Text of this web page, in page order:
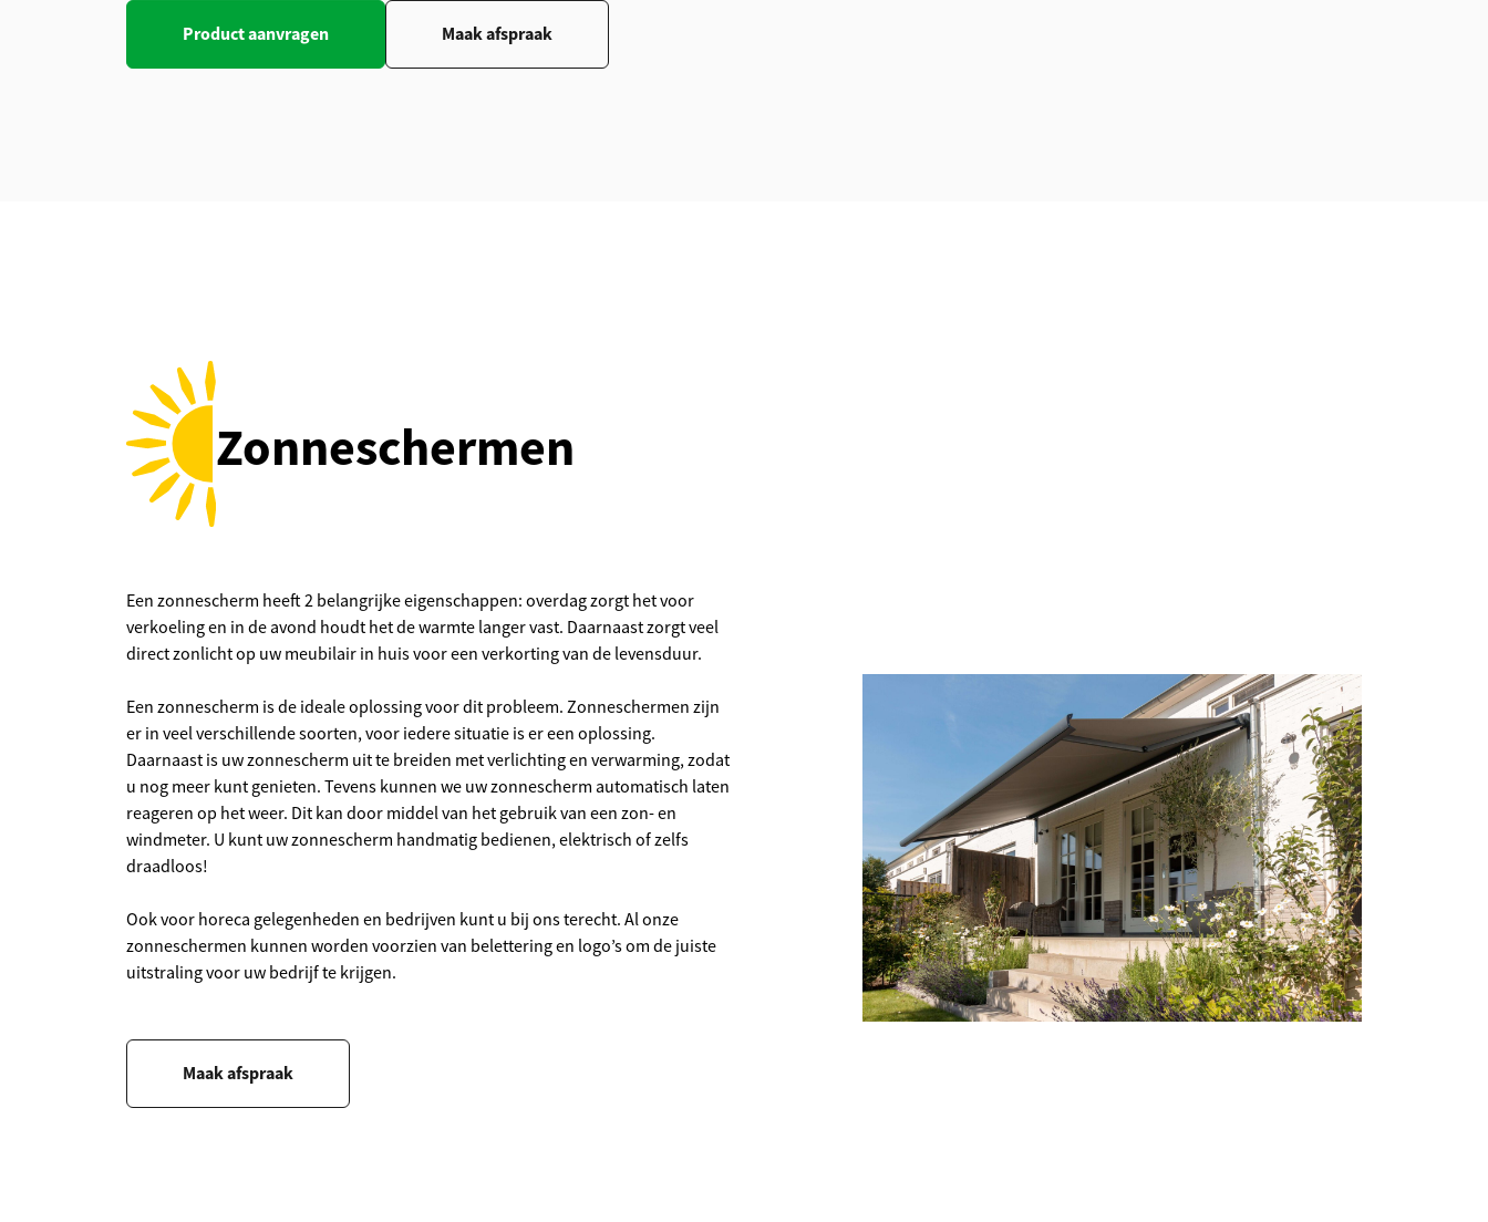
Product aanvragen Maak afspraak
Zonneschermen
Een zonnescherm heeft 2 belangrijke eigenschappen: overdag zorgt het voor
verkoeling en in de avond houdt het de warmte langer vast. Daarnaast zorgt veel
direct zonlicht op uw meubilair in huis voor een verkorting van de levensduur.
Een zonnescherm is de ideale oplossing voor dit probleem. Zonneschermen zijn
er in veel verschillende soorten, voor iedere situatie is er een oplossing.
Daarnaast is uw zonnescherm uit te breiden met verlichting en verwarming, zodat
u nog meer kunt genieten. Tevens kunnen we uw zonnescherm automatisch laten
reageren op het weer. Dit kan door middel van het gebruik van een zon- en
windmeter. U kunt uw zonnescherm handmatig bedienen, elektrisch of zelfs
draadloos!
Ook voor horeca gelegenheden en bedrijven kunt u bij ons terecht. Al onze
zonneschermen kunnen worden voorzien van belettering en logo’s om de juiste
uitstraling voor uw bedrijf te krijgen.
Maak afspraak